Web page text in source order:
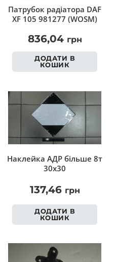
Патрубок радіатора DAF
XF 105 981277 (WOSM)
836,04 грн
ДОДАТИ В
КОШИК
Наклейка АДР більше 8т
30х30
137,46 грн
ДОДАТИ В
КОШИК